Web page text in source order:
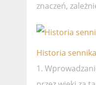
znaczeń,
Historia sennika
1.